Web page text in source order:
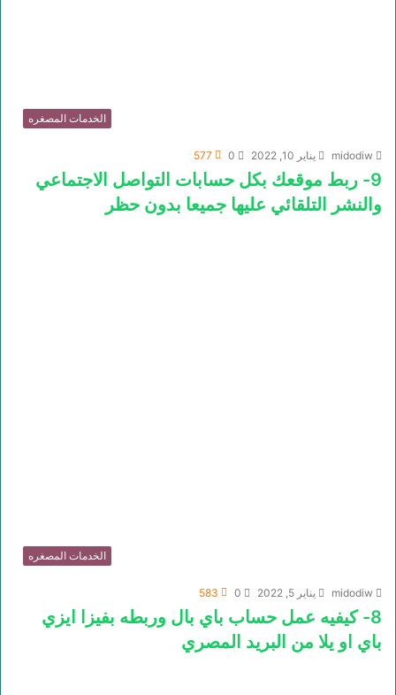
الخدمات المصغره
midodiw يناير 10, 2022 0
577
9- ربط موقعك بكل حسابات التواصل الاجتماعي
والنشر التلقائي عليها جميعا بدون حظر
الخدمات المصغره
midodiw يناير 5, 2022 0
583
8- كيفيه عمل حساب باي بال وربطه بفيزا ايزي
باي او يلا من البريد المصري